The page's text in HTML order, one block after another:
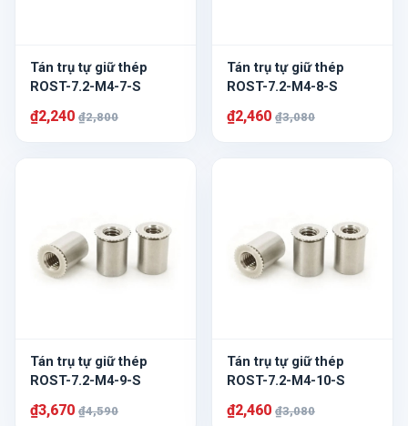
Tán trụ tự giữ thép
ROST-7.2-M4-7-S
₫2,240 ₫2,800
Tán trụ tự giữ thép
ROST-7.2-M4-8-S
₫2,460 ₫3,080
Tán trụ tự giữ thép
ROST-7.2-M4-9-S
₫3,670 ₫4,590
Tán trụ tự giữ thép
ROST-7.2-M4-10-S
₫2,460 ₫3,080